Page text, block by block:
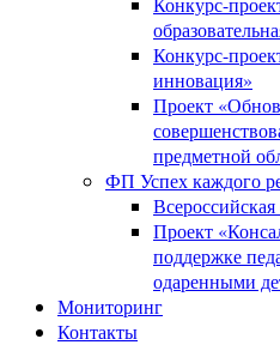
Конкурс-
инновация»
Проект
предметной
ФП Успех каждого
Проект
поддержке
одаренными
Мониторинг
Контакты